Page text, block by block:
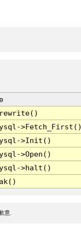
>Init()
>Open()
>halt()
意.